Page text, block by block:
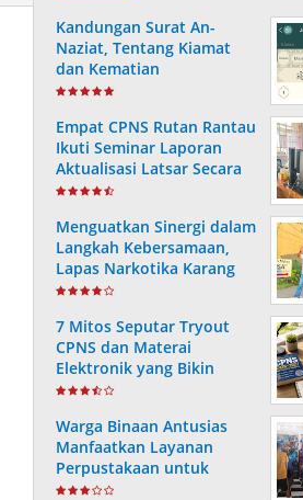
Kandungan Surat An-
Naziat, Tentang Kiamat
dan Kematian
Empat CPNS Rutan Rantau
Ikuti Seminar Laporan
Aktualisasi Latsar Secara
Virtual
Menguatkan Sinergi dalam
Langkah Kebersamaan,
Lapas Narkotika Karang
Intan Ikuti Fun Walk HUT
7 Mitos Seputar Tryout
CPNS dan Materai
Elektronik yang Bikin
Pelamar Salah Langkah
Warga Binaan Antusias
Manfaatkan Layanan
Perpustakaan untuk
Tingkatkan Wawasan